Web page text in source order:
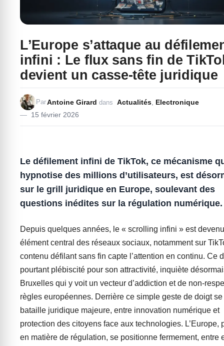
L’Europe s’attaque au
infini : Le flux sans fin de
devient un casse-tête juridique
15 février 2026
ParAntoine Girard dans Actualités Electronique
Le défilement infini de TikTok, ce mécanisme
hypnotise des millions d’utilisateurs, est
sur le grill juridique en Europe, soulevant des
questions inédites sur la régulation numérique.
Depuis quelques années, le « scrolling infini » est
élément central des réseaux sociaux, notamment sur
contenu défilant sans fin capte l’attention en continu. Ce
pourtant plébiscité pour son attractivité, inquiète
Bruxelles qui y voit un vecteur d’addiction et de non-
règles européennes. Derrière ce simple geste de doigt
bataille juridique majeure, entre innovation numérique et
protection des citoyens face aux technologies. L’Europe,
en matière de régulation, se positionne fermement, entre